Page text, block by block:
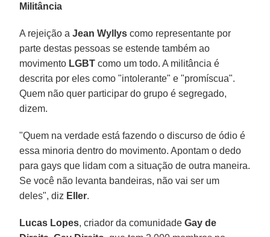
Militância
A rejeição aJean Wyllys como representante por
parte destas pessoas se estende também ao
movimento LGBT como um todo. A militância é
descrita por eles como "intolerante" e "promíscua".
Quem não quer participar do grupo é segregado,
dizem.
"Quem na verdade está fazendo o discurso de ódio é
essa minoria dentro do movimento. Apontam o dedo
para gays que lidam com a situação de outra maneira.
Se você não levanta bandeiras, não vai ser um
deles", diz Eller.
Lucas Lopes, criador da comunidadeGay de